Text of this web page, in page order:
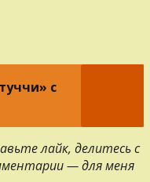
с
лайк, делитесь с
— для меня